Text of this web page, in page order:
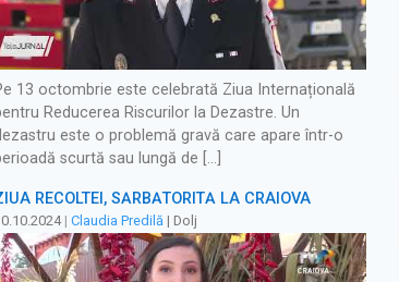
13 octombrie este celebrată Ziua Internațională
Reducerea Riscurilor la Dezastre. Un
este o problemă gravă care apare într-o
scurtă sau lungă de […]
RECOLTEI, SĂRBĂTORITĂ LA CRAIOVA
| Claudia Predilă | Dolj